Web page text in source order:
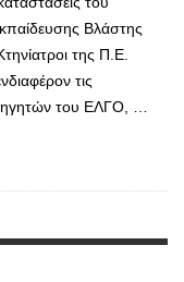
Βλάστης
της Π.Ε.
τις
του ΕΛΓΟ, …